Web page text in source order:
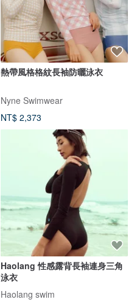
熱帶風格格紋長袖防曬泳衣
Nyne Swimwear
NT$ 2,373
Haolang 性感露背長袖連身三角
泳衣
Haolang swim